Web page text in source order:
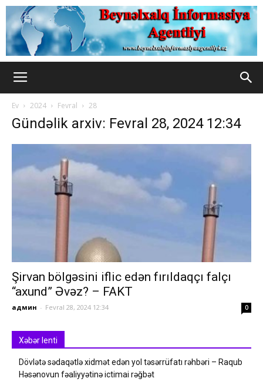
Ev 2024 Fevral 28
Gündəlik arxiv: Fevral 28, 2024 12:34
Şirvan bölgəsini iflic edən fırıldaqçı falçı
“axund” Əvəz? – FAKT
админ - Fevral 28, 2024 12:34 0
Xəbər lenti
Dövlətə sədaqətlə xidmət edən yol təsərrüfatı rəhbəri – Raqub
Həsənovun fəaliyyətinə ictimai rəğbət